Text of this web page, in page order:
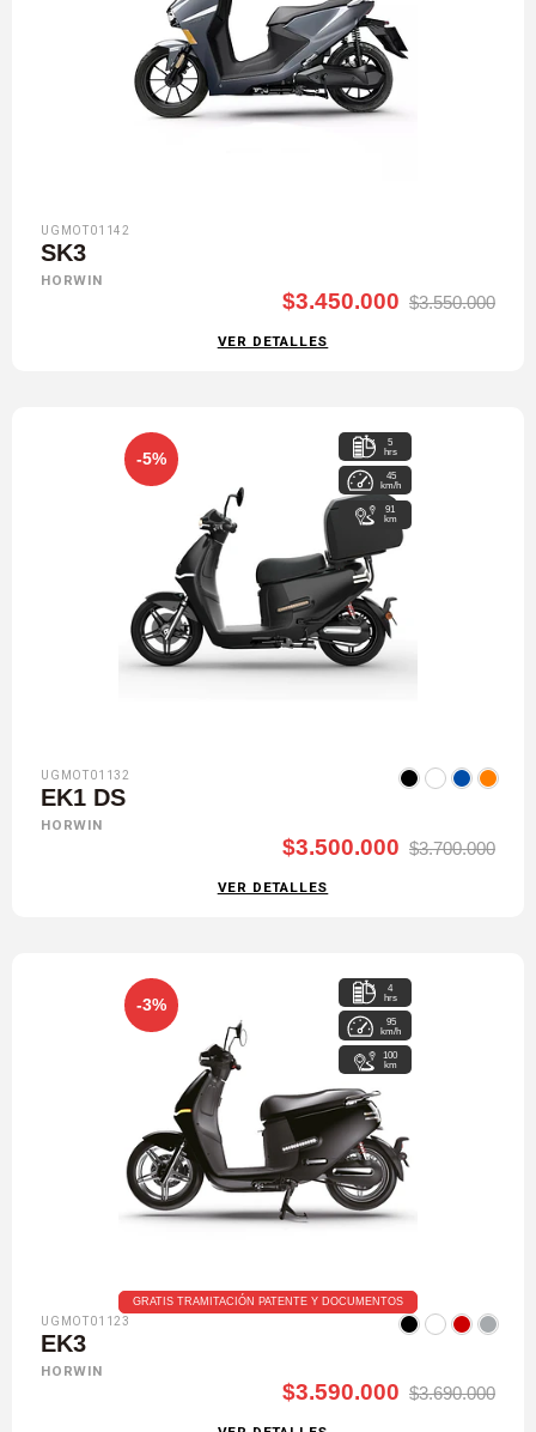
UGMOT01142
SK3
HORWIN
$3.450.000 $3.550.000
VER DETALLES
-5%
5
hrs
45
km/h
91
km
UGMOT01132
EK1 DS
HORWIN
$3.500.000 $3.700.000
VER DETALLES
-3%
4
hrs
95
km/h
100
km
GRATIS TRAMITACIÓN PATENTE Y DOCUMENTOS
UGMOT01123
EK3
HORWIN
$3.590.000 $3.690.000